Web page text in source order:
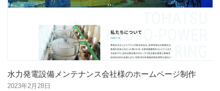
水力発電設備メンテナンス会社様のホームページ制作
2023年2月28日